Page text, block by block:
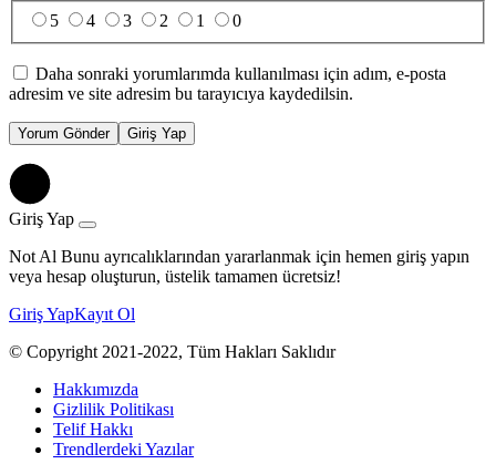
5
4 3 2 1 0
Daha sonraki yorumlarımda kullanılması için adım, e-posta
adresim ve site adresim bu tarayıcıya kaydedilsin.
Yorum Gönder Giriş Yap
Giriş Yap
Not Al Bunu ayrıcalıklarından yararlanmak için hemen giriş yapın
veya hesap oluşturun, üstelik tamamen ücretsiz!
Giriş YapKayıt Ol
© Copyright 2021-2022, Tüm Hakları Saklıdır
Hakkımızda
Gizlilik Politikası
Telif Hakkı
Trendlerdeki Yazılar